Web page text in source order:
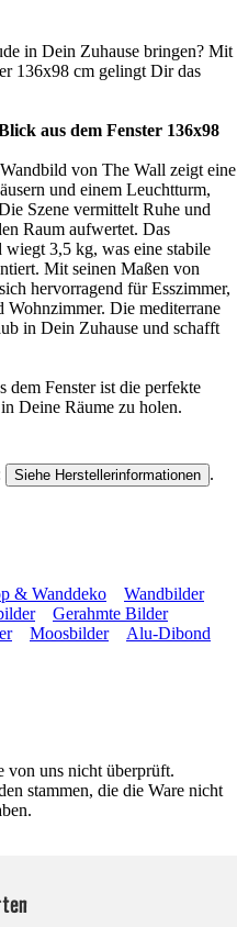
in Dein Zuhause bringen? Mit
136x98 cm gelingt Dir das
aus dem Fenster 136x98
von The Wall zeigt eine
und einem Leuchtturm,
Szene vermittelt Ruhe und
Raum aufwertet. Das
3,5 kg, was eine stabile
Mit seinen Maßen von
hervorragend für Esszimmer,
Wohnzimmer. Die mediterrane
in Dein Zuhause und schafft
dem Fenster ist die perfekte
Deine Räume zu holen.
Siehe Herstellerinformationen .
& Wanddeko
Wandbilder
Gerahmte Bilder
Moosbilder
Alu-Dibond
von uns nicht überprüft.
stammen, die die Ware nicht